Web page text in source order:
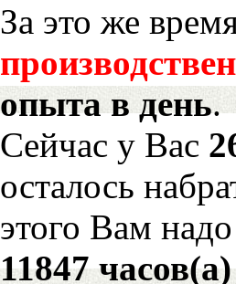
За это же
опыта в день.
Сейчас у Вас
осталось
этого Вам
11847 часов(а)